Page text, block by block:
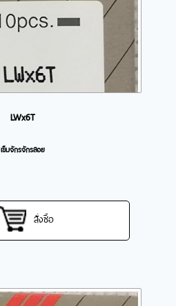
LWx6T
เข็มจักรจักรสอย
สั่งซื้อ